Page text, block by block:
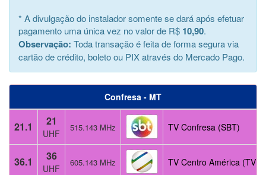
* A divulgação do instalador somente se dará após efetuar
pagamento uma única vez no valor de R$ 10,90.
Observação: Toda transação é feita de forma segura via
cartão de crédito, boleto ou PIX através do Mercado Pago.
Confresa - MT
21.1 21
UHF
515.143 MHz TV Confresa (SBT)
36.1 36
UHF
605.143 MHz TV Centro América (TV